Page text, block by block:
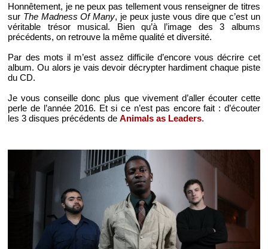
Honnêtement, je ne peux pas tellement vous renseigner de titres
sur The Madness Of Many, je peux juste vous dire que c’est un
véritable trésor musical. Bien qu’à l’image des 3 albums
précédents, on retrouve la même qualité et diversité.
Par des mots il m’est assez difficile d’encore vous décrire cet
album. Ou alors je vais devoir décrypter hardiment chaque piste
du CD.
Je vous conseille donc plus que vivement d’aller écouter cette
perle de l’année 2016. Et si ce n’est pas encore fait : d’écouter
les 3 disques précédents deAnimals as Leaders.